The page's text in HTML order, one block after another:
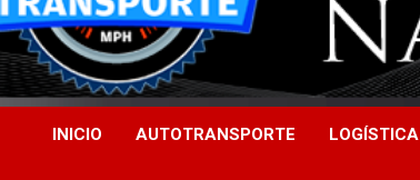
INICIO AUTOTRANSPORTE LOGÍSTICA